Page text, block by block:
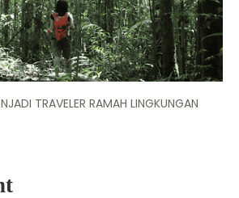
TRAVELER RAMAH LINGKUNGAN